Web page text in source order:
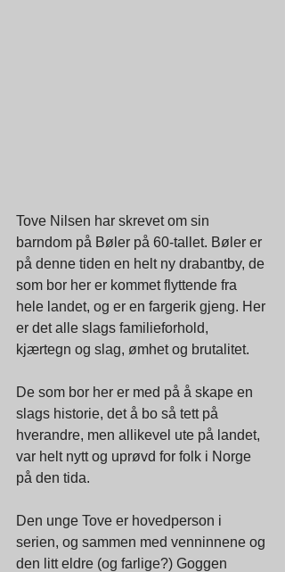
Tove Nilsen har skrevet om sin
barndom på Bøler på 60-tallet. Bøler er
på denne tiden en helt ny drabantby, de
som bor her er kommet flyttende fra
hele landet, og er en fargerik gjeng. Her
er det alle slags familieforhold,
kjærtegn og slag, ømhet og brutalitet.
De som bor her er med på å skape en
slags historie, det å bo så tett på
hverandre, men allikevel ute på landet,
var helt nytt og uprøvd for folk i Norge
på den tida.
Den unge Tove er hovedperson i
serien, og sammen med venninnene og
den litt eldre (og farlige?) Goggen